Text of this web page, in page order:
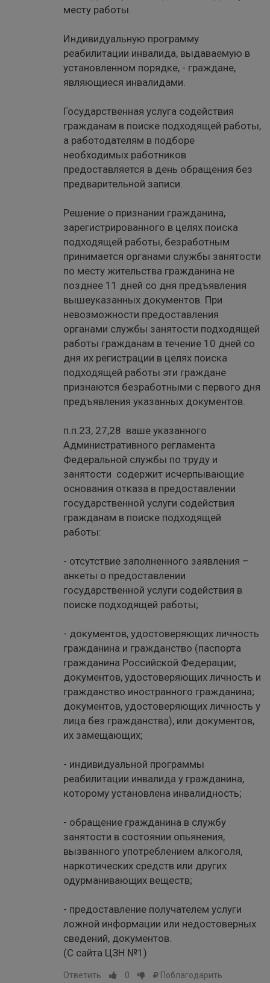
месту работы.
Индивидуальную программу
реабилитации инвалида, выдаваемую в
установленном порядке, - граждане,
являющиеся инвалидами.
Государственная услуга содействия
гражданам в поиске подходящей работы,
а работодателям в подборе
необходимых работников
предоставляется в день обращения без
предварительной записи.
Решение о признании гражданина,
зарегистрированного в целях поиска
подходящей работы, безработным
принимается органами службы занятости
по месту жительства гражданина не
позднее 11 дней со дня предъявления
вышеуказанных документов. При
невозможности предоставления
органами службы занятости подходящей
работы гражданам в течение 10 дней со
дня их регистрации в целях поиска
подходящей работы эти граждане
признаются безработными с первого дня
предъявления указанных документов.
п.п.23, 27,28 ваше указанного
Административного регламента
Федеральной службы по труду и
занятости содержит исчерпывающие
основания отказа в предоставлении
государственной услуги содействия
гражданам в поиске подходящей
работы:
- отсутствие заполненного заявления –
анкеты о предоставлении
государственной услуги содействия в
поиске подходящей работы;
- документов, удостоверяющих личность
гражданина и гражданство (паспорта
гражданина Российской Федерации;
документов, удостоверяющих личность и
гражданство иностранного гражданина;
документов, удостоверяющих личность у
лица без гражданства), или документов,
их замещающих;
- индивидуальной программы
реабилитации инвалида у гражданина,
которому установлена инвалидность;
- обращение гражданина в службу
занятости в состоянии опьянения,
вызванного употреблением алкоголя,
наркотических средств или других
одурманивающих веществ;
- предоставление получателем услуги
ложной информации или недостоверных
сведений, документов.
(С сайта ЦЗН №1)
Ответить 0 Поблагодарить